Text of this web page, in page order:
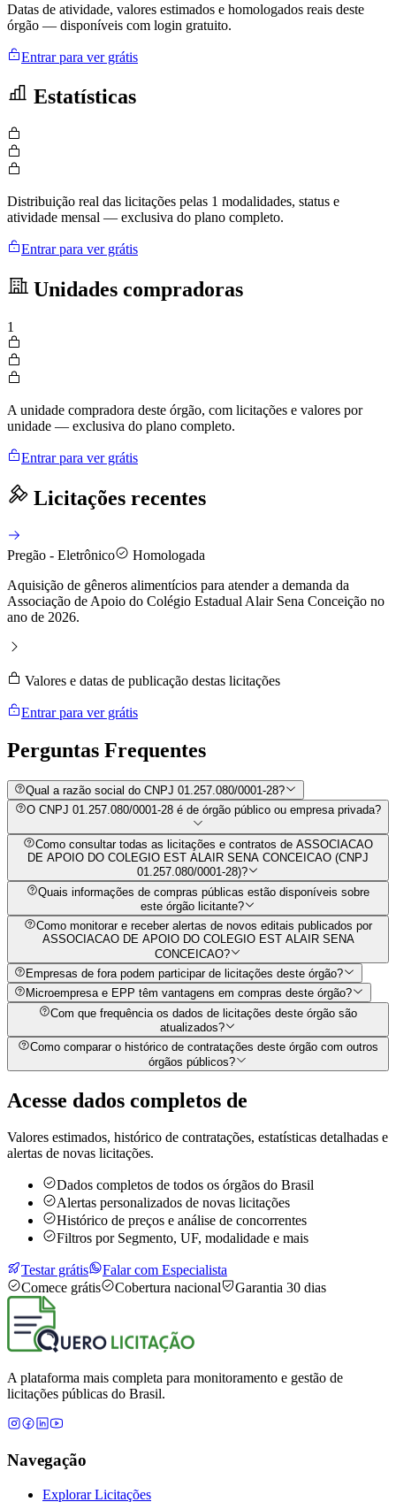
Datas de atividade, valores estimados e homologados reais deste
órgão — disponíveis com login gratuito.
Entrar para ver grátis
Estatísticas
Distribuição real das licitações pelas 1 modalidades, status e
atividade mensal — exclusiva do plano completo.
Entrar para ver grátis
Unidades compradoras
1
A unidade compradora deste órgão, com licitações e valores por
unidade — exclusiva do plano completo.
Entrar para ver grátis
Licitações recentes
Pregão - Eletrônico
Homologada
Aquisição de gêneros alimentícios para atender a demanda da
Associação de Apoio do Colégio Estadual Alair Sena Conceição no
ano de 2026.
Valores e datas de publicação destas licitações
Entrar para ver grátis
Perguntas Frequentes
Qual a razão social do CNPJ 01.257.080/0001-28?
O CNPJ 01.257.080/0001-28 é de órgão público ou empresa privada?
Como consultar todas as licitações e contratos de ASSOCIACAO
DE APOIO DO COLEGIO EST ALAIR SENA CONCEICAO (CNPJ
01.257.080/0001-28)?
Quais informações de compras públicas estão disponíveis sobre
este órgão licitante?
Como monitorar e receber alertas de novos editais publicados por
ASSOCIACAO DE APOIO DO COLEGIO EST ALAIR SENA
CONCEICAO?
Empresas de fora podem participar de licitações deste órgão?
Microempresa e EPP têm vantagens em compras deste órgão?
Com que frequência os dados de licitações deste órgão são
atualizados?
Como comparar o histórico de contratações deste órgão com outros
órgãos públicos?
Acesse dados completos de
Valores estimados, histórico de contratações, estatísticas detalhadas e
alertas de novas licitações.
Dados completos de todos os órgãos do Brasil
Alertas personalizados de novas licitações
Histórico de preços e análise de concorrentes
Filtros por Segmento, UF, modalidade e mais
Testar grátis
Falar com Especialista
Comece grátis
Cobertura nacional Garantia 30 dias
A plataforma mais completa para monitoramento e gestão de
licitações públicas do Brasil.
Navegação
Explorar Licitações